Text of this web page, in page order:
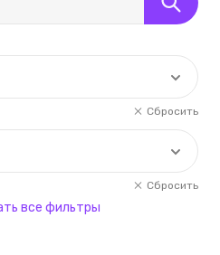
Сбросить
Сбросить
все фильтры